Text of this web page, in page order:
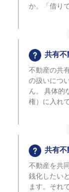
か。「借り
共有不
不動産の共
の扱いにつ
ん。 具体的
権）に入れ
共有不
不動産を共
銭化したい
ます。それ